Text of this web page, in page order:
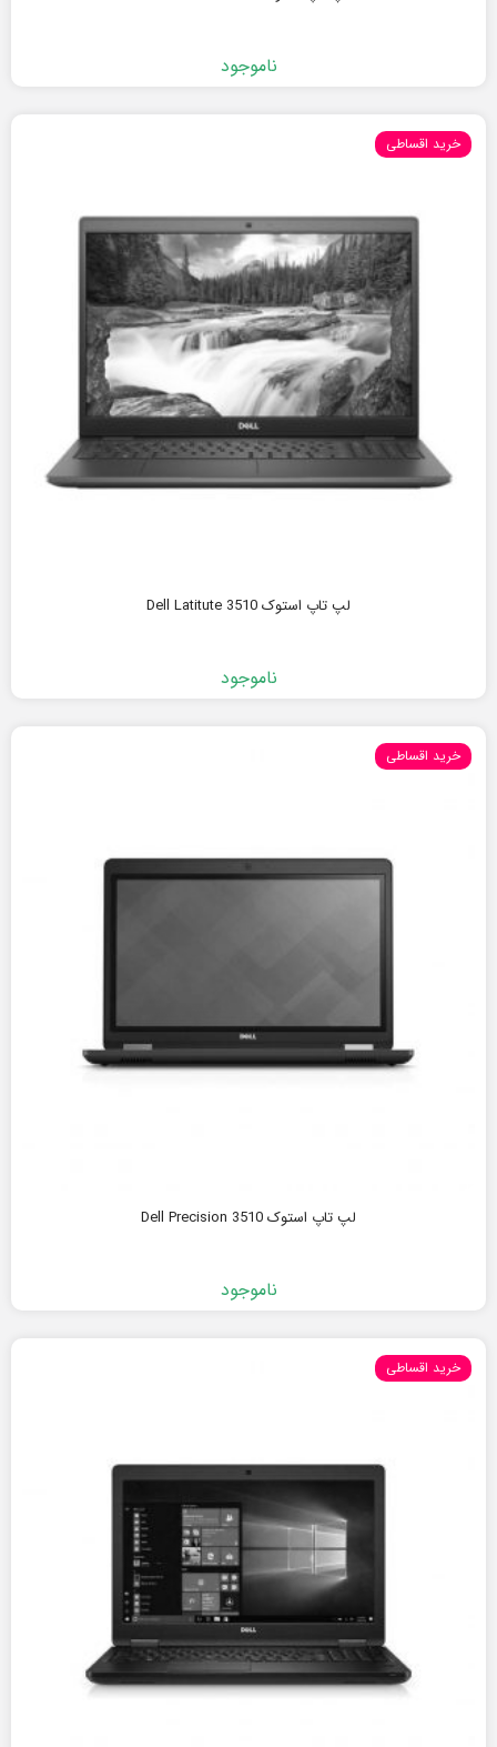
ناموجود
خرید اقساطی
لپ تاپ استوک Dell Latitute 3510
ناموجود
خرید اقساطی
لپ تاپ استوک Dell Precision 3510
ناموجود
خرید اقساطی